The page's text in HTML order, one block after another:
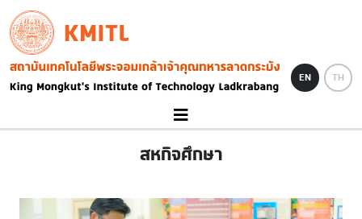
Skip to main content
KMITL
Image
EN TH
สหกิจศึกษา